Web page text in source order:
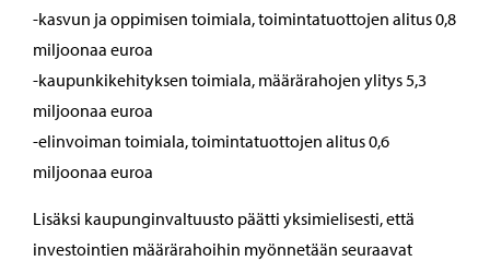
-kasvun ja oppimisen toimiala, toimintatuottojen alitus 0,8
miljoonaa euroa
-kaupunkikehityksen toimiala, määrärahojen ylitys 5,3
miljoonaa euroa
-elinvoiman toimiala, toimintatuottojen alitus 0,6
miljoonaa euroa
Lisäksi kaupunginvaltuusto päätti yksimielisesti, että
investointien määrärahoihin myönnetään seuraavat